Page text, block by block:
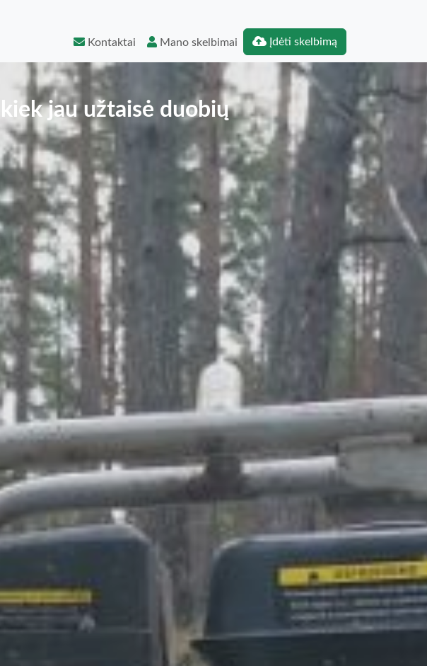
Kontaktai Mano skelbimai Įdėti skelbimą
jau užtaisė duobių